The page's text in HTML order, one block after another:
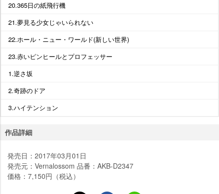
20.365日の紙飛行機
21.夢見る少女じゃいられない
22.ホール・ニュー・ワールド(新しい世界)
23.赤いピンヒールとプロフェッサー
1.逆さ坂
2.奇跡のドア
3.ハイテンション
作品詳細
発売日：2017年03月01日
発売元：Vernalossom 品番：AKB-D2347
価格：7,150円（税込）